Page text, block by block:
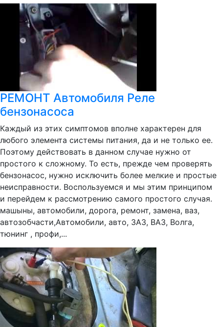
РЕМОНТ Автомобиля Реле
бензонасоса
Каждый из этих симптомов вполне характерен для
любого элемента системы питания, да и не только ее.
Поэтому действовать в данном случае нужно от
простого к сложному. То есть, прежде чем проверять
бензонасос, нужно исключить более мелкие и простые
неисправности. Воспользуемся и мы этим принципом
и перейдем к рассмотрению самого простого случая.
машыны, автомобили, дорога, ремонт, замена, ваз,
автозобчасти,Автомобили, авто, ЗАЗ, ВАЗ, Волга,
тюнинг , профи,...